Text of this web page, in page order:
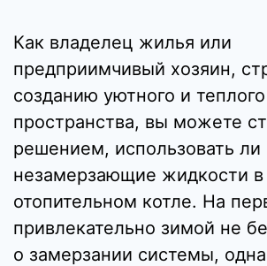
Как владелец жилья или
предприимчивый хозяин,
созданию уютного и теплого
пространства, вы можете
решением, использовать ли
незамерзающие жидкости
отопительном котле. На
привлекательно зимой не
о замерзании системы,